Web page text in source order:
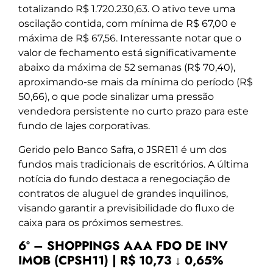
totalizando R$ 1.720.230,63. O ativo teve uma
oscilação contida, com mínima de R$ 67,00 e
máxima de R$ 67,56. Interessante notar que o
valor de fechamento está significativamente
abaixo da máxima de 52 semanas (R$ 70,40),
aproximando-se mais da mínima do período (R$
50,66), o que pode sinalizar uma pressão
vendedora persistente no curto prazo para este
fundo de lajes corporativas.
Gerido pelo Banco Safra, o JSRE11 é um dos
fundos mais tradicionais de escritórios. A última
notícia do fundo destaca a renegociação de
contratos de aluguel de grandes inquilinos,
visando garantir a previsibilidade do fluxo de
caixa para os próximos semestres.
6º – SHOPPINGS AAA FDO DE INV
IMOB (CPSH11) | R$ 10,73 ↓ 0,65%